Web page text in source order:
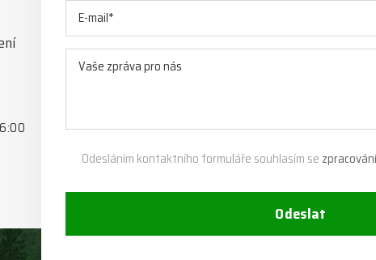
Odesláním kontaktního formuláře souhlasím se
Odeslat